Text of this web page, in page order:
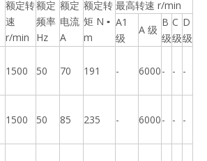
额定转
速
r/min
额定
频率
Hz
额定
电流
A
额定转
矩 N ▪
m
最高转速 r/min
A1
级
A 级
B
级
C
级
D
级
1500 50 70 191 - 6000- - -
1500 50 85 235 - 6000- - -